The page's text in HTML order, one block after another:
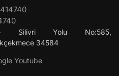
Silivri Yolu No:585,
34584
Youtube